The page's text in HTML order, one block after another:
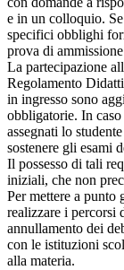
e in un colloquio.
specifici obblighi
prova di
La partecipazione
Regolamento
in ingresso sono
obbligatorie. In
assegnati lo
sostenere gli esami
Il possesso di tali
iniziali, che non
Per mettere a punto
realizzare i percorsi
annullamento dei
con le istituzioni
alla materia.